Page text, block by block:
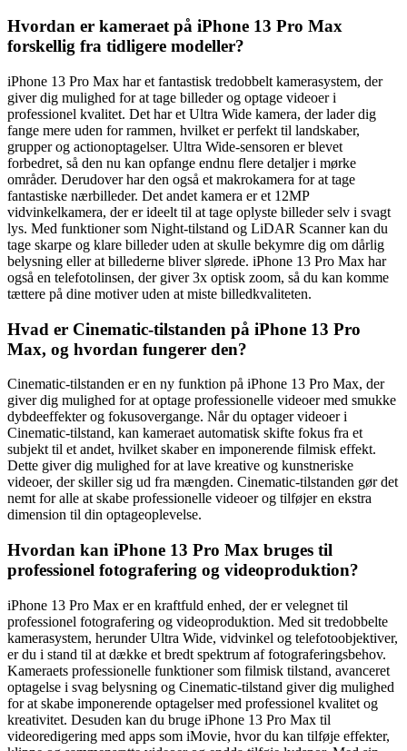
Hvordan er kameraet på iPhone 13 Pro Max
forskellig fra tidligere modeller?
iPhone 13 Pro Max har et fantastisk tredobbelt kamerasystem, der
giver dig mulighed for at tage billeder og optage videoer i
professionel kvalitet. Det har et Ultra Wide kamera, der lader dig
fange mere uden for rammen, hvilket er perfekt til landskaber,
grupper og actionoptagelser. Ultra Wide-sensoren er blevet
forbedret, så den nu kan opfange endnu flere detaljer i mørke
områder. Derudover har den også et makrokamera for at tage
fantastiske nærbilleder. Det andet kamera er et 12MP
vidvinkelkamera, der er ideelt til at tage oplyste billeder selv i svagt
lys. Med funktioner som Night-tilstand og LiDAR Scanner kan du
tage skarpe og klare billeder uden at skulle bekymre dig om dårlig
belysning eller at billederne bliver slørede. iPhone 13 Pro Max har
også en telefotolinsen, der giver 3x optisk zoom, så du kan komme
tættere på dine motiver uden at miste billedkvaliteten.
Hvad er Cinematic-tilstanden på iPhone 13 Pro
Max, og hvordan fungerer den?
Cinematic-tilstanden er en ny funktion på iPhone 13 Pro Max, der
giver dig mulighed for at optage professionelle videoer med smukke
dybdeeffekter og fokusovergange. Når du optager videoer i
Cinematic-tilstand, kan kameraet automatisk skifte fokus fra et
subjekt til et andet, hvilket skaber en imponerende filmisk effekt.
Dette giver dig mulighed for at lave kreative og kunstneriske
videoer, der skiller sig ud fra mængden. Cinematic-tilstanden gør det
nemt for alle at skabe professionelle videoer og tilføjer en ekstra
dimension til din optageoplevelse.
Hvordan kan iPhone 13 Pro Max bruges til
professionel fotografering og videoproduktion?
iPhone 13 Pro Max er en kraftfuld enhed, der er velegnet til
professionel fotografering og videoproduktion. Med sit tredobbelte
kamerasystem, herunder Ultra Wide, vidvinkel og telefotoobjektiver,
er du i stand til at dække et bredt spektrum af fotograferingsbehov.
Kameraets professionelle funktioner som filmisk tilstand, avanceret
optagelse i svag belysning og Cinematic-tilstand giver dig mulighed
for at skabe imponerende optagelser med professionel kvalitet og
kreativitet. Desuden kan du bruge iPhone 13 Pro Max til
videoredigering med apps som iMovie, hvor du kan tilføje effekter,